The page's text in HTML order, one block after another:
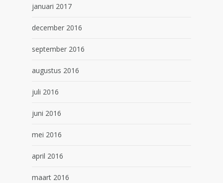
januari 2017
december 2016
september 2016
augustus 2016
juli 2016
juni 2016
mei 2016
april 2016
maart 2016